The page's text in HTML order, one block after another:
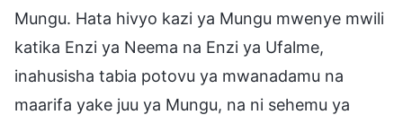
Mungu. Hata hivyo kazi ya Mungu mwenye mwili
katika Enzi ya Neema na Enzi ya Ufalme,
inahusisha tabia potovu ya mwanadamu na
maarifa yake juu ya Mungu, na ni sehemu ya